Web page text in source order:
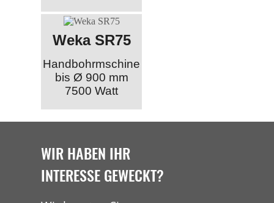
Weka SR75
Handbohrmschine
bis Ø 900 mm
7500 Watt
WIR HABEN IHR
INTERESSE GEWECKT?